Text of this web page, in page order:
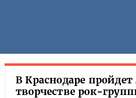
В Краснодаре
творчестве рок-